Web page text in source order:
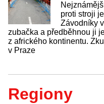
proti stroji
Závodníky
zubačka a předběhnou ji
z afrického kontinentu.
v Praze
Regiony